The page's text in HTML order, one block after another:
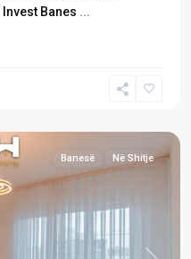
Banes ...
Banesë Në Shitje